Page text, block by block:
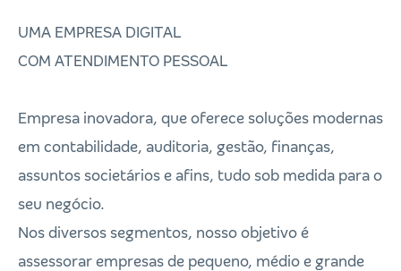
UMA EMPRESA DIGITAL
COM ATENDIMENTO PESSOAL
Empresa inovadora, que oferece soluções modernas
em contabilidade, auditoria, gestão, finanças,
assuntos societários e afins, tudo sob medida para o
seu negócio.
Nos diversos segmentos, nosso objetivo é
assessorar empresas de pequeno, médio e grande